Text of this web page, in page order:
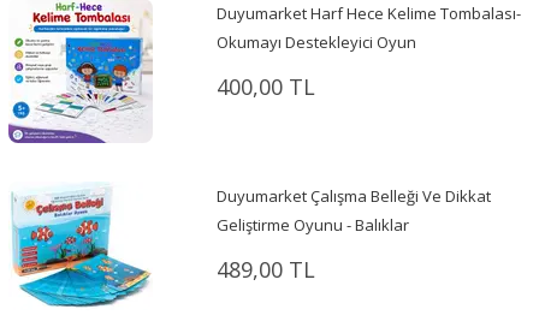
Duyumarket Harf Hece Kelime Tombalası-
Okumayı Destekleyici Oyun
400,00 TL
Duyumarket Çalışma Belleği Ve Dikkat
Geliştirme Oyunu - Balıklar
489,00 TL